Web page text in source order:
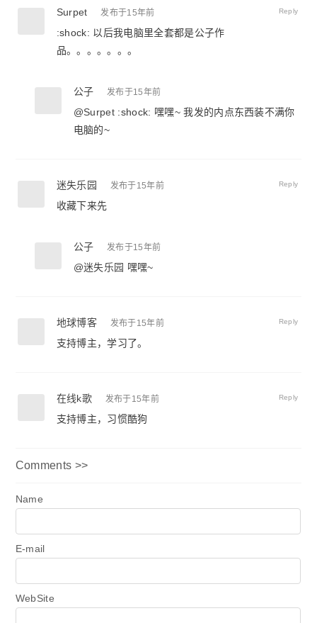
Reply
Surpet 发布于15年前
:shock: 以后我电脑里全套都是公子作
品。。。。。。。
公子 发布于15年前
@Surpet :shock: 嘿嘿~ 我发的内点东西装不满你
电脑的~
Reply
迷失乐园 发布于15年前
收藏下来先
公子 发布于15年前
@迷失乐园 嘿嘿~
Reply
地球博客 发布于15年前
支持博主，学习了。
Reply
在线k歌 发布于15年前
支持博主，习惯酷狗
Comments >>
Name
E-mail
WebSite